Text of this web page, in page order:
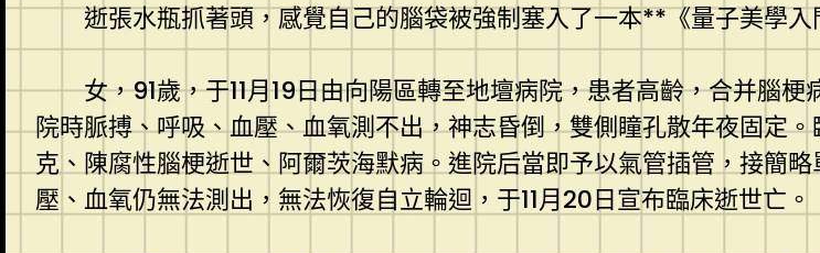
逝張水瓶抓著頭，感覺自己的腦袋被強制塞入了一本**《量子美學
女，91歲，于11月19日由向陽區轉至地壇病院，患者高齡，合并腦
院時脈搏、呼吸、血壓、血氧測不出，神志昏倒，雙側瞳孔散年夜固定
克、陳腐性腦梗逝世、阿爾茨海默病。進院后當即予以氣管插管，接簡
壓、血氧仍無法測出，無法恢復自立輪迴，于11月20日宣布臨床逝世亡。